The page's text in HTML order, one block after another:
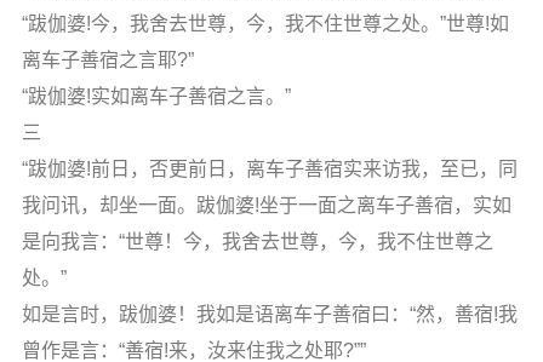
“跋伽婆!今，我舍去世尊，今，我不住世尊之处。”世尊!如
离车子善宿之言耶?”
“跋伽婆!实如离车子善宿之言。”
三
“跋伽婆!前日，否更前日，离车子善宿实来访我，至已，同
我问讯，却坐一面。跋伽婆!坐于一面之离车子善宿，实如
是向我言：“世尊！今，我舍去世尊，今，我不住世尊之
处。”
如是言时，跋伽婆！我如是语离车子善宿曰：“然，善宿!我
曾作是言：“善宿!来，汝来住我之处耶?””